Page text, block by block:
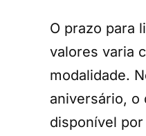
O prazo para
valores varia
modalidade.
aniversário, o
disponível